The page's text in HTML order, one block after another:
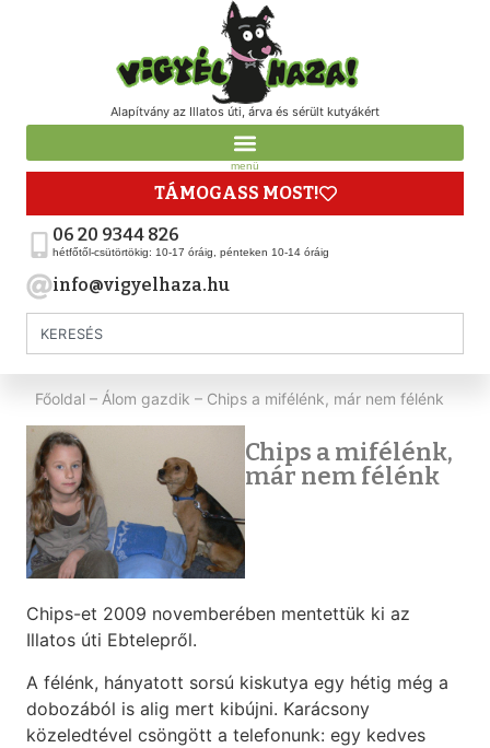
Alapítvány az Illatos úti, árva és sérült kutyákért
menü
TÁMOGASS MOST!
06 20 9344 826
hétfőtől-csütörtökig: 10-17 óráig, pénteken 10-14 óráig
info@vigyelhaza.hu
Főoldal – Álom gazdik – Chips a mifélénk, már nem félénk
Chips a mifélénk,
már nem félénk
Chips-et 2009 novemberében mentettük ki az
Illatos úti Ebtelepről.
A félénk, hányatott sorsú kiskutya egy hétig még a
dobozából is alig mert kibújni. Karácsony
közeledtével csöngött a telefonunk: egy kedves